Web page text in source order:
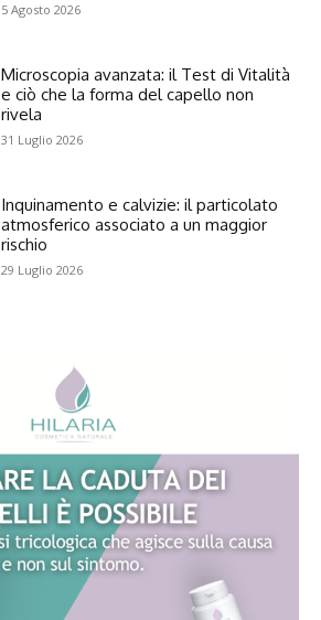
5 Agosto 2026
Microscopia avanzata: il Test di Vitalità
e ciò che la forma del capello non
rivela
31 Luglio 2026
Inquinamento e calvizie: il particolato
atmosferico associato a un maggior
rischio
29 Luglio 2026